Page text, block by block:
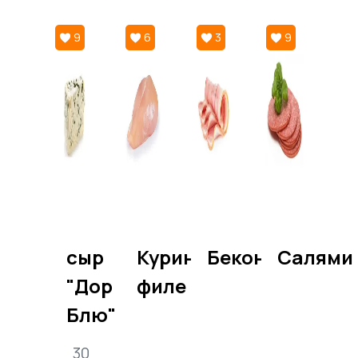
9
сыр
"Дор
Блю"
30
6
Куриное
филе
3
Бекон
9
Салями